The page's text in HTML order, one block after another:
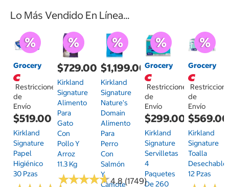
Lo Más Vendido En Línea...
Grocery
Restricciones
de
Envío
$519.00
Kirkland
Signature
Papel
Higiénico
30 Pzas
$729.00
Kirkland
Signature
Alimento
Para
Gato
Con
Pollo Y
Arroz
11.3 Kg
★★★★★
★★★★★4.8 (1749)
$1,199.00
Kirkland
Signature
Nature's
Domain
Alimento
Para
Perro
Con
Salmón
Y
Camote
Grocery
Restricciones
de
Envío
$299.00
Kirkland
Signature
Servilletas
4
Paquetes
De 260
Grocery
de
Envío
$569.00
Kirkland
Signature
Toalla
Desechable
12 Pzas